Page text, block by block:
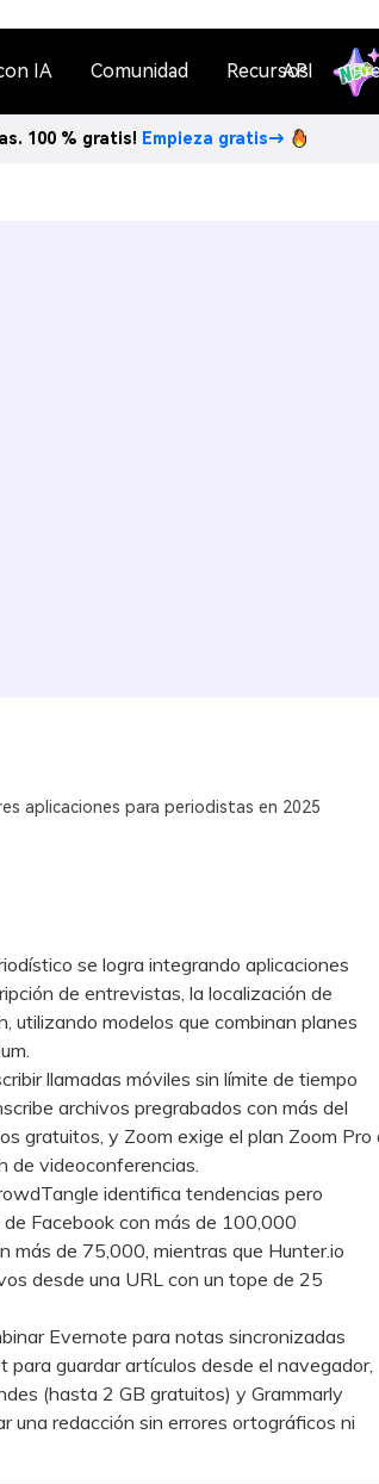
IA Comunidad Recursos
API
100 % gratis! Empieza gratis→
aplicaciones para periodistas en 2025
se logra integrando aplicaciones
de entrevistas, la localización de
utilizando modelos que combinan planes
llamadas móviles sin límite de tiempo
archivos pregrabados con más del
gratuitos, y Zoom exige el plan Zoom Pro
de videoconferencias.
identifica tendencias pero
Facebook con más de 100,000
más de 75,000, mientras que Hunter.io
desde una URL con un tope de 25
Evernote para notas sincronizadas
guardar artículos desde el navegador,
(hasta 2 GB gratuitos) y Grammarly
una redacción sin errores ortográficos ni